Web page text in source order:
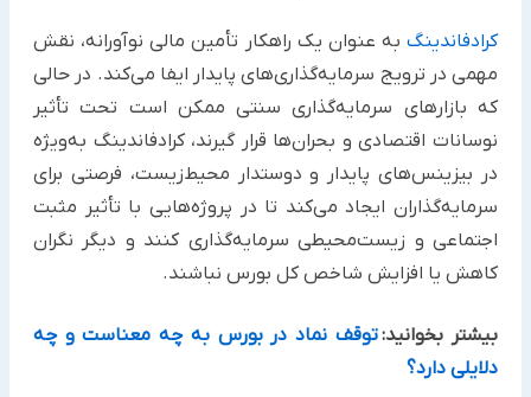
کرادفاندینگ به عنوان یک راهکار تأمین مالی نوآورانه، نقش
مهمی در ترویج سرمایه‌گذاری‌های پایدار ایفا می‌کند. در حالی
که بازارهای سرمایه‌گذاری سنتی ممکن است تحت تأثیر
نوسانات اقتصادی و بحران‌ها قرار گیرند، کرادفاندینگ به‌ویژه
در بیزینس‌های پایدار و دوستدار محیط‌زیست، فرصتی برای
سرمایه‌گذاران ایجاد می‌کند تا در پروژه‌هایی با تأثیر مثبت
اجتماعی و زیست‌محیطی سرمایه‌گذاری کنند و دیگر نگران
کاهش یا افزایش شاخص کل بورس نباشند.
بیشتر بخوانید:توقف نماد در بورس به چه معناست و چه
دلایلی دارد؟